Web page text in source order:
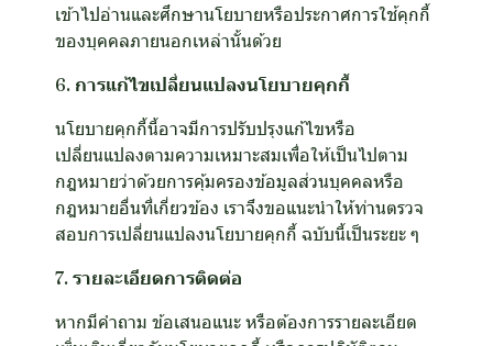
เข้าไปอ่านและศึกษานโยบายหรือประกาศการใช้คุกกี้
ของบุคคลภายนอกเหล่านั้นด้วย
6. การแก้ไขเปลี่ยนแปลงนโยบายคุกกี้
นโยบายคุกกี้นี้อาจมีการปรับปรุงแก้ไขหรือ
เปลี่ยนแปลงตามความเหมาะสมเพื่อให้เป็นไปตาม
กฎหมายว่าด้วยการคุ้มครองข้อมูลส่วนบุคคลหรือ
กฎหมายอื่นที่เกี่ยวข้อง เราจึงขอแนะนำให้ท่านตรวจ
สอบการเปลี่ยนแปลงนโยบายคุกกี้ ฉบับนี้เป็นระยะ ๆ
7. รายละเอียดการติดต่อ
หากมีคำถาม ข้อเสนอแนะ หรือต้องการรายละเอียด